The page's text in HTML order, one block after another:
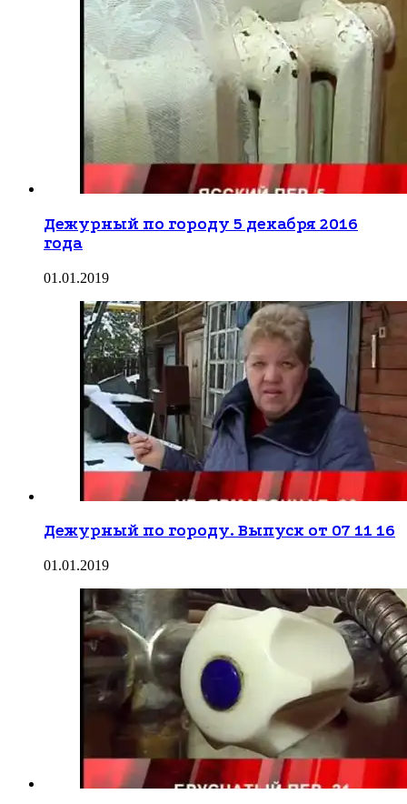
Дежурный по городу 5 декабря 2016
года
01.01.2019
Дежурный по городу. Выпуск от 07 11 16
01.01.2019